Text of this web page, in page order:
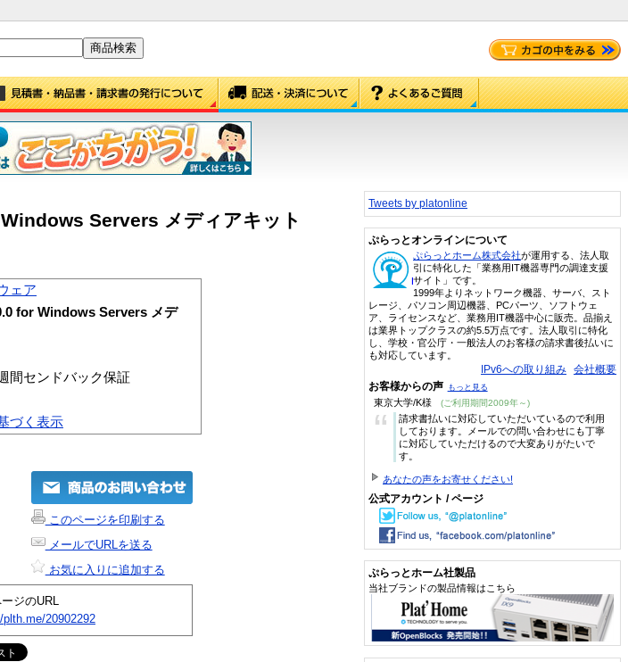
Servers メディアキット
ェア
for Windows Servers メデ
間センドバック保証
づく表示
このページを印刷する
メールでURLを送る
お気に入りに追加する
ジのURL
plth.me/20902292
Tweets by platonline
ぷらっとオンラインについて
ぷらっとホーム株式会社が運用する、法人取
引に特化した「業務用IT機器専門の調達支援
サイト」です。
1999年よりネットワーク機器、サーバ、スト
レージ、パソコン周辺機器、PCパーツ、ソフトウェ
ア、ライセンスなど、業務用IT機器中心に販売。品揃え
は業界トップクラスの約5.5万点です。法人取引に特化
し、学校・官公庁・一般法人のお客様の請求書後払いに
も対応しています。
IPv6への取り組み 会社概要
お客様からの声 もっと見る
東京大学/K様 (ご利用期間2009年～)
“
請求書払いに対応していただいているので利用
しております。メールでの問い合わせにも丁寧
に対応していただけるので大変ありがたいで
す。
あなたの声をお寄せください!
公式アカウント / ページ
ぷらっとホーム社製品
当社ブランドの製品情報はこちら